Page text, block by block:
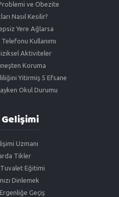
ve Obezite
Nasıl Kesilir?
Yere Ağlarsa
Kullanımı
Aktiviteler
Koruma
Yitirmiş 5 Efsane
Okul Durumu
Uzmanı
Tikler
Eğitimi
Dinlemek
Geçiş